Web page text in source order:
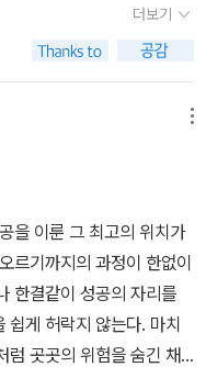
래 입술을 잘근 깨물게 하
념이 표출되어 있다. 이 밖
시작해 직원들의 평균
회장, TBC(동양방송)라
로 시작해 ‘백악관과 미
얻고 있는 이수동 회장. 이
이 성공과 부를 이루기 위
피부로 느낄 수 있을 것이
이들에게 하나의 지표가
은이들에게는 최경림 사
데 그 향기를 느끼지 못한
다. 좋은 향기를 많이 느
된 부자들만이 좋은 부자
있을 것이다. 그들의 성
들의 모습을 보는 것은
없이 부럽다.책에서 소개
용들은 그들만의 공통점
내용이기도 하다. 공통적
(성공한) 그들의 공통점이
람의 생각을 알아내고 그
력이다. - 헨리 포드이것은
일한 비결이라 생각한다.
더보기
을 이룬 그 최고의 위치가
르기까지의 과정이 한없이
한결같이 성공의 자리를
게 허락지 않는다. 마치
럼 곳곳의 위험을 숨긴 채